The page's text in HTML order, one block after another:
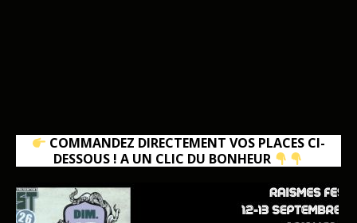
COMMANDEZ DIRECTEMENT VOS PLACES CI-
DESSOUS ! A UN CLIC DU BONHEUR